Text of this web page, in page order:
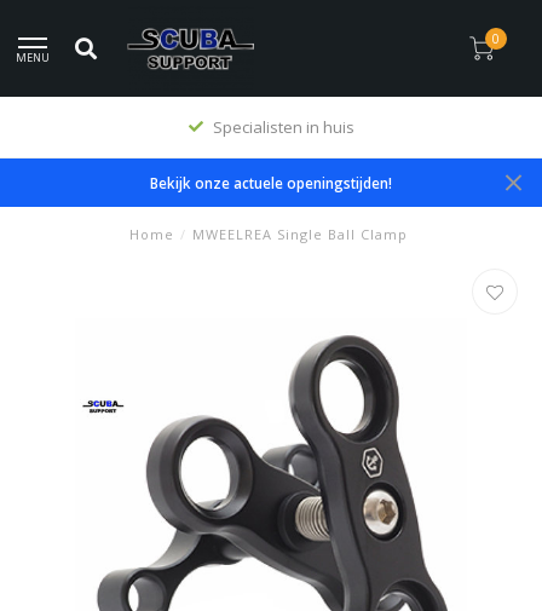
MENU
0
Specialisten in huis
Bekijk onze actuele openingstijden!
Home / MWEELREA Single Ball Clamp